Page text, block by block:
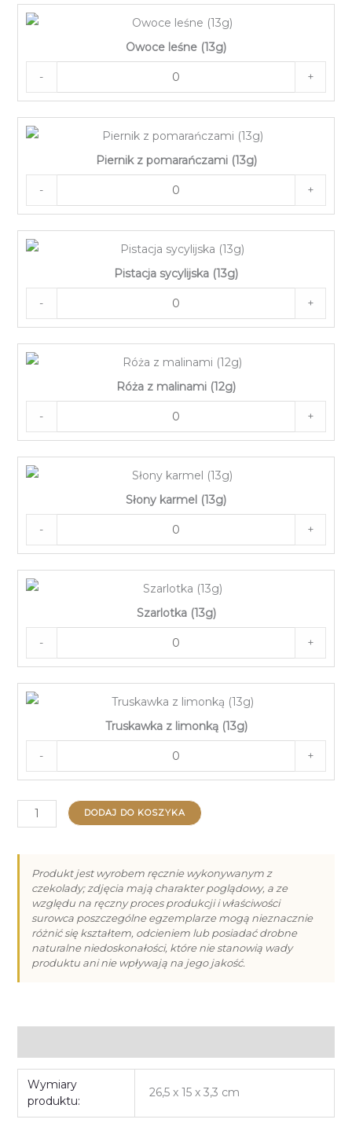
Owoce leśne (13g)
- +
Piernik z pomarańczami (13g)
- +
Pistacja sycylijska (13g)
- +
Róża z malinami (12g)
- +
Słony karmel (13g)
- +
Szarlotka (13g)
- +
Truskawka z limonką (13g)
- +
ilość
Praliny
Dzień
Babci
Dziadka
DODAJ DO KOSZYKA
Produkt jest wyrobem ręcznie wykonywanym z
czekolady; zdjęcia mają charakter poglądowy, a ze
względu na ręczny proces produkcji i właściwości
surowca poszczególne egzemplarze mogą nieznacznie
różnić się kształtem, odcieniem lub posiadać drobne
naturalne niedoskonałości, które nie stanowią wady
produktu ani nie wpływają na jego jakość.
Wymiary
produktu:
26,5 x 15 x 3,3 cm